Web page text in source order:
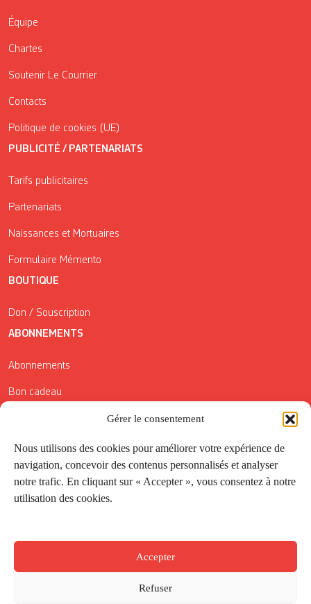
Gérer le consentement
Nous utilisons des cookies pour améliorer votre expérience de
navigation, concevoir des contenus personnalisés et analyser
notre trafic. En cliquant sur « Accepter », vous consentez à notre
utilisation des cookies.
Accepter
Refuser
Équipe
Chartes
Soutenir Le Courrier
Contacts
Politique de cookies (UE)
PUBLICITÉ / PARTENARIATS
Tarifs publicitaires
Partenariats
Naissances et Mortuaires
Formulaire Mémento
BOUTIQUE
Don / Souscription
ABONNEMENTS
Abonnements
Bon cadeau
Conditions générales de vente
Réductions de la Carte Côté Courrier
Application